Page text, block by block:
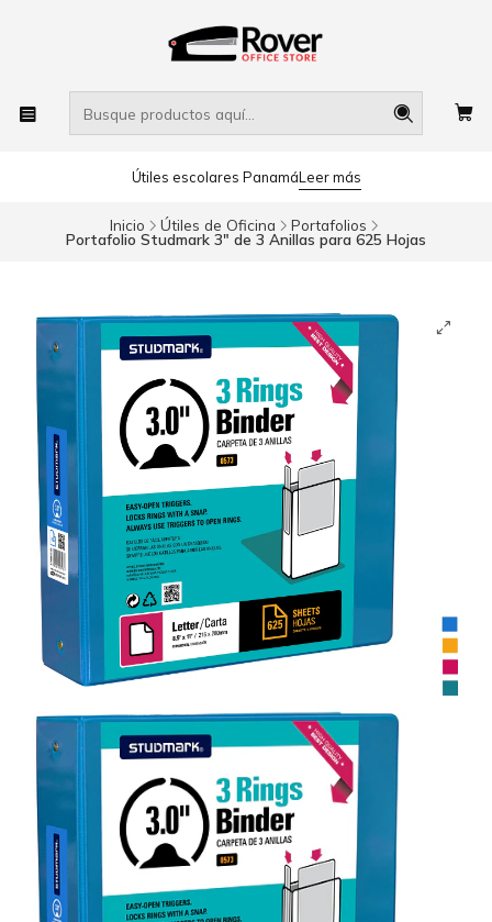
Útiles escolares PanamáLeer más
Inicio Útiles de Oficina Portafolios
Portafolio Studmark 3" de 3 Anillas para 625 Hojas